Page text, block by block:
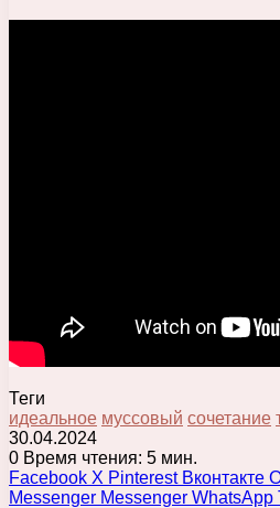
Теги
идеальное муссовый сочетание
30.04.2024
0 Время чтения: 5 мин.
Facebook X Pinterest Вконтакте
Messenger Messenger WhatsApp